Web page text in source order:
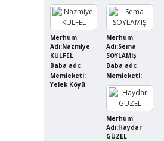
Merhum
Adı:Nazmiye
KULFEL
Baba adı:
Memleketi:
Yelek Köyü
Merhum
Adı:Sema
SOYLAMIŞ
Baba adı:
Memleketi:
Merhum
Adı:Haydar
GÜZEL